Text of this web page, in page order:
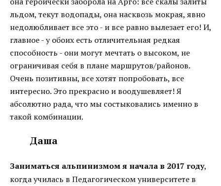
льдом, текут водопады, она насквозь мокрая, явно
недолюбливает все это - и все равно вылезает его! И,
главное - у обоих есть отличительная редкая
способность - они могут мечтать о высоком, не
ограничивая себя в плане маршрутов/районов.
Очень позитивны, все хотят попробовать, все
интересно. Это прекрасно и воодушевляет! Я
абсолютно рада, что мы состыковались именно в
такой комбинации.
Даша
Заниматься альпинизмом я начала в 2017 году,
когда училась в Педагогическом университете в